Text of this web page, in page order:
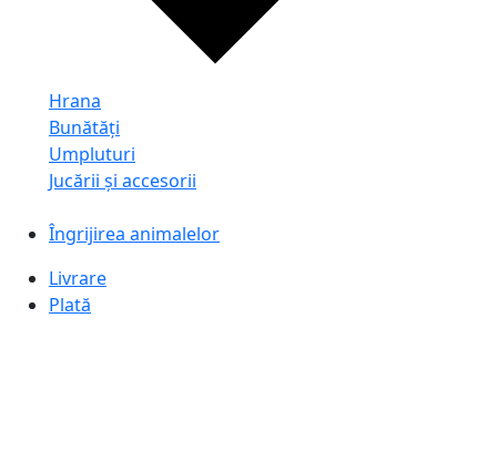
Hrana
Bunătăți
Umpluturi
Jucării și accesorii
Îngrijirea animalelor
Livrare
Plată